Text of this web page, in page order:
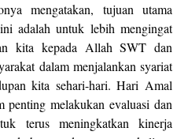
mengatakan, tujuan utama
adalah untuk lebih mengingat
kita kepada Allah SWT dan
dalam menjalankan syariat
kita sehari-hari. Hari Amal
penting melakukan evaluasi dan
terus meningkatkan kinerja